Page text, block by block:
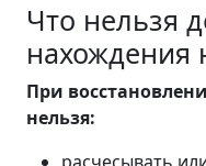
Что нельзя
нахождения
При
нельзя: